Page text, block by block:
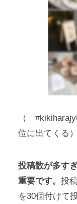
（「
位に出てくる）
投稿数が多す
重要です。 投
を30個付けて